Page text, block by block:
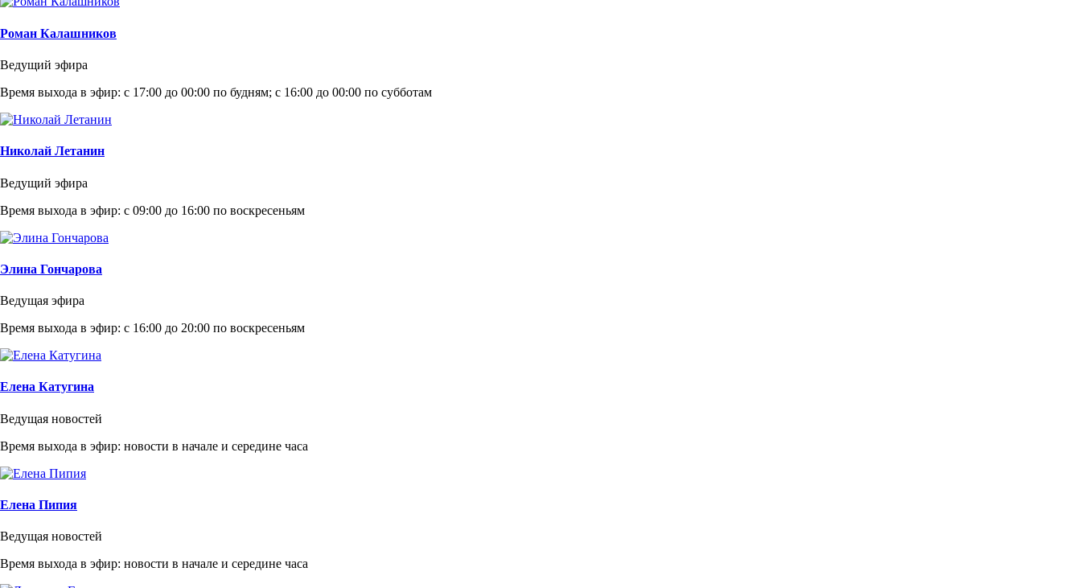
Роман Калашников
Ведущий эфира
Время выхода в эфир: с 17:00 до 00:00 по будням; с 16:00 до 00:00 по субботам
Николай Летанин
Ведущий эфира
Время выхода в эфир: с 09:00 до 16:00 по воскресеньям
Элина Гончарова
Ведущая эфира
Время выхода в эфир: с 16:00 до 20:00 по воскресеньям
Елена Катугина
Ведущая новостей
Время выхода в эфир: новости в начале и середине часа
Елена Пипия
Ведущая новостей
Время выхода в эфир: новости в начале и середине часа